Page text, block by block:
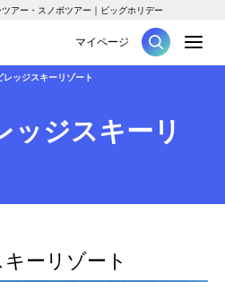
アー・スノボツアー｜ビッグホリデー
ツアー
マイページ
レッジスキーリゾート
ッジスキーリ
ーリゾート